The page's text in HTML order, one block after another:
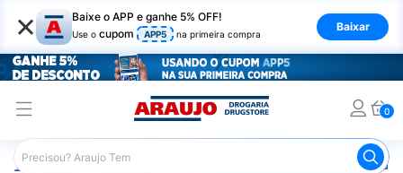
× Baixe o APP e ganhe 5% OFF!
Use o cupom APP5 na primeira compra
Baixar
0
Araujo Medicamentos Remédio para o Estômago e